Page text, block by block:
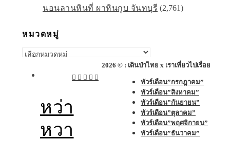
นอนลานหินที่ ผาหินกูบ จันทบุรี (2,761)
หมวดหมู่
หมวด
หว่า
หวา
2026 © : เดินป่าไทย x เราเที่ยวไปเรื่อย
ทัวร์เดือน”กรกฎาคม”
ทัวร์เดือน”สิงหาคม”
ทัวร์เดือน”กันยายน”
ทัวร์เดือน”ตุลาคม”
ทัวร์เดือน”พฤศจิกายน”
ทัวร์เดือน”ธันวาคม”